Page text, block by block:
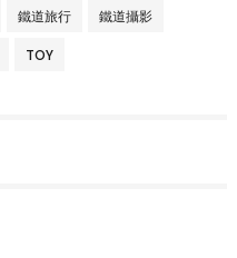
鐵道旅行 鐵道攝影
TOY